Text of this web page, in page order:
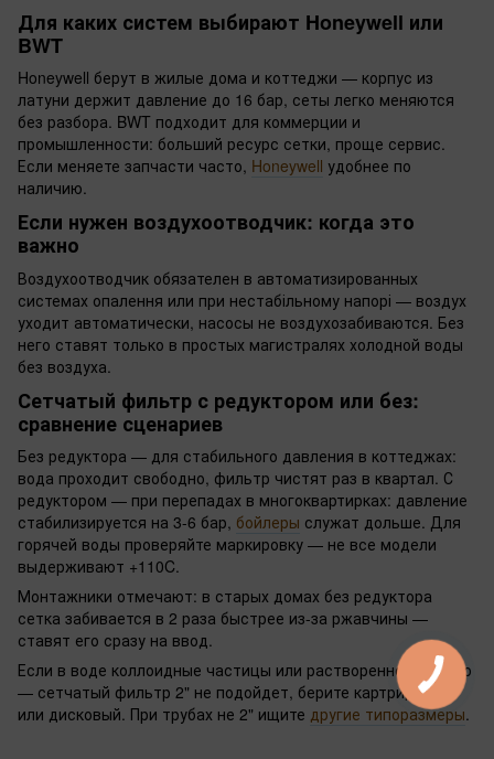
Для каких систем выбирают Honeywell или
BWT
Honeywell берут в жилые дома и коттеджи — корпус из
латуни держит давление до 16 бар, сеты легко меняются
без разбора. BWT подходит для коммерции и
промышленности: больший ресурс сетки, проще сервис.
Если меняете запчасти часто, Honeywell удобнее по
наличию.
Если нужен воздухоотводчик: когда это
важно
Воздухоотводчик обязателен в автоматизированных
системах опалення или при нестабільному напорі — воздух
уходит автоматически, насосы не воздухозабиваются. Без
него ставят только в простых магистралях холодной воды
без воздуха.
Сетчатый фильтр с редуктором или без:
сравнение сценариев
Без редуктора — для стабильного давления в коттеджах:
вода проходит свободно, фильтр чистят раз в квартал. С
редуктором — при перепадах в многоквартирках: давление
стабилизируется на 3-6 бар, бойлеры служат дольше. Для
горячей воды проверяйте маркировку — не все модели
выдерживают +110C.
Монтажники отмечают: в старых домах без редуктора
сетка забивается в 2 раза быстрее из-за ржавчины —
ставят его сразу на ввод.
Если в воде коллоидные частицы или растворенное железо
— сетчатый фильтр 2" не подойдет, берите картриджный
или дисковый. При трубах не 2" ищите другие типоразмеры.